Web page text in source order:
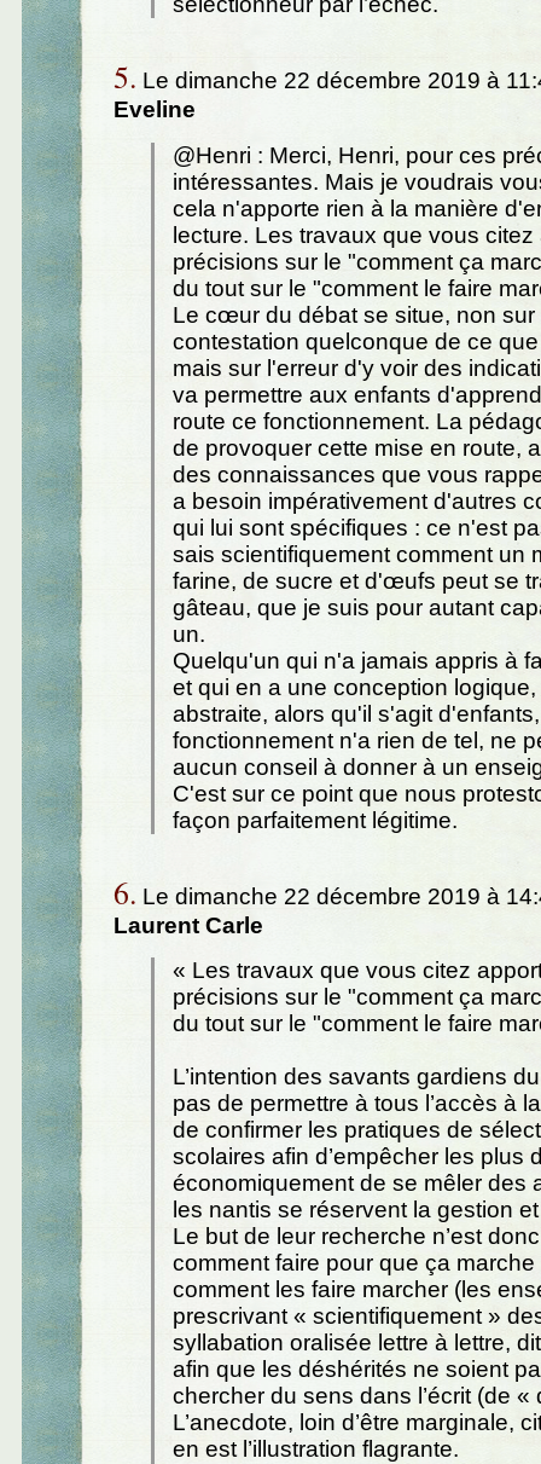
5. Le dimanche 22 décembre 2019 à
Eveline
@Henri : Merci, Henri, pour ces
intéressantes. Mais je voudrais
cela n'apporte rien à la manière
lecture. Les travaux que vous
précisions sur le "comment ça
du tout sur le "comment le faire
Le cœur du débat se situe, non sur
contestation quelconque de ce
mais sur l'erreur d'y voir des
va permettre aux enfants
route ce fonctionnement. La
de provoquer cette mise en route,
des connaissances que vous
a besoin impérativement d'autres
qui lui sont spécifiques : ce n'est
sais scientifiquement comment un
farine, de sucre et d'œufs peut se
gâteau, que je suis pour autant
un.
Quelqu'un qui n'a jamais appris à
et qui en a une conception logique,
abstraite, alors qu'il s'agit
fonctionnement n'a rien de tel, ne
aucun conseil à donner à un
C'est sur ce point que nous
façon parfaitement légitime.
6. Le dimanche 22 décembre 2019 à
Laurent Carle
« Les travaux que vous citez
précisions sur le "comment ça
du tout sur le "comment le faire
L’intention des savants gardiens
pas de permettre à tous l’accès à
de confirmer les pratiques de
scolaires afin d’empêcher les plus
économiquement de se mêler des
les nantis se réservent la gestion
Le but de leur recherche n’est
comment faire pour que ça marche
comment les faire marcher (les
prescrivant « scientifiquement »
syllabation oralisée lettre à lettre,
afin que les déshérités ne soient
chercher du sens dans l’écrit (de «
L’anecdote, loin d’être marginale,
en est l’illustration flagrante.